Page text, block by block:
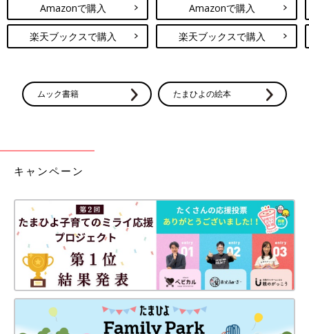
Amazonで購入
楽天ブックスで購入
Amazonで購入
楽天ブックスで購入
ムック書籍 たまひよの絵本
キャンペーン